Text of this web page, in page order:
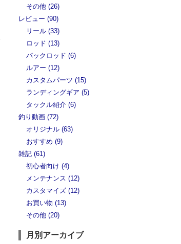
その他 (26)
レビュー (90)
リール (33)
ロッド (13)
パックロッド (6)
ルアー (12)
カスタムパーツ (15)
ランディングギア (5)
タックル紹介 (6)
釣り動画 (72)
オリジナル (63)
おすすめ (9)
雑記 (61)
初心者向け (4)
メンテナンス (12)
カスタマイズ (12)
お買い物 (13)
その他 (20)
月別アーカイブ